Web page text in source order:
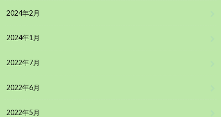
2024年2月
2024年1月
2022年7月
2022年6月
2022年5月